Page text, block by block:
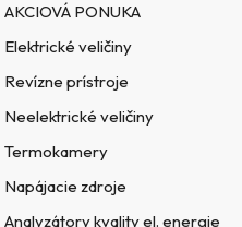
AKCIOVÁ PONUKA
Elektrické veličiny
Revízne prístroje
Neelektrické veličiny
Termokamery
Napájacie zdroje
Analyzátory kvality el. energie